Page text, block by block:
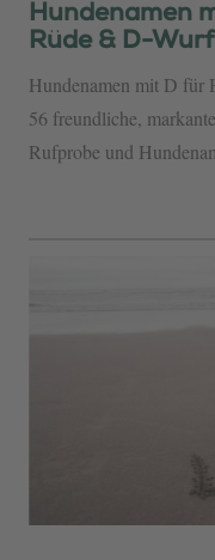
Hundenamen
Rüde & D-Wurf
Hundenamen mit D für
56 freundliche,
Rufprobe und